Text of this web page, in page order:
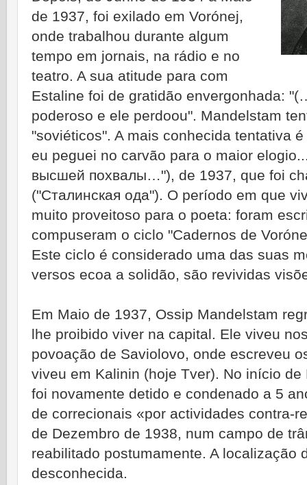
de 1937, foi exilado em Vorónej,
onde trabalhou durante algum
tempo em jornais, na rádio e no
teatro. A sua atitude para com
Estaline foi de gratidão envergonhada:
poderoso e ele perdoou". Mandelstam
"soviéticos". A mais conhecida tentativa
eu peguei no carvão para o maior
высшей похвалы…"), de 1937, que foi
("Сталинская ода"). O período em que
muito proveitoso para o poeta: foram
compuseram o ciclo "Cadernos de
Este ciclo é considerado uma das suas
versos ecoa a solidão, são revividas
Em Maio de 1937, Ossip Mandelstam
lhe proibido viver na capital. Ele viveu
povoação de Saviolovo, onde escreveu
viveu em Kalinin (hoje Tver). No início
foi novamente detido e condenado a 5
de correcionais «por actividades contra-
de Dezembro de 1938, num campo de
reabilitado postumamente. A localização
desconhecida.